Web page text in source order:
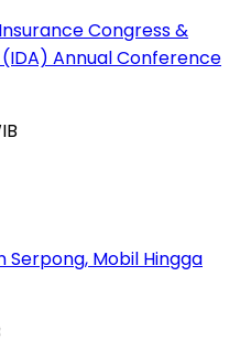
Congress &
Annual Conference
Serpong, Mobil Hingga